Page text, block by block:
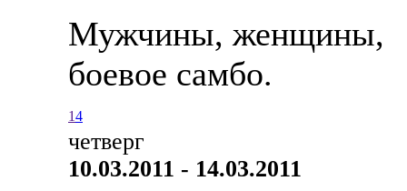
Мужчины, женщины,
боевое самбо.
14
четверг
10.03.2011 - 14.03.2011